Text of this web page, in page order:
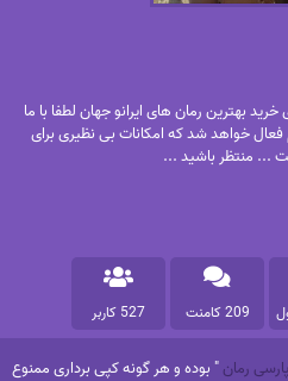
بهترین رمان های ایرانو جهان لطفا با ما
خواهد شد که امکانات بی نظیری برای
... منتظر باشید ...
209 کامنت 527 کاربر
پارسی رمان" بوده و هر گونه کپی برداری ممنوع